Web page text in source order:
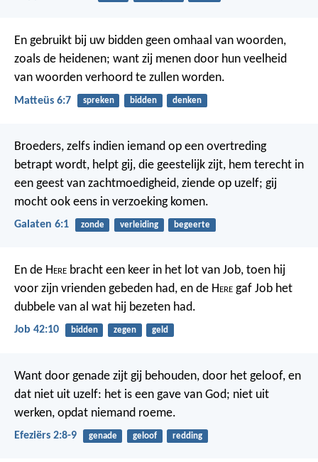
En gebruikt bij uw bidden geen omhaal van woorden,
zoals de heidenen; want zij menen door hun veelheid
van woorden verhoord te zullen worden.
Matteüs 6:7 spreken bidden denken
Broeders, zelfs indien iemand op een overtreding
betrapt wordt, helpt gij, die geestelijk zijt, hem terecht in
een geest van zachtmoedigheid, ziende op uzelf; gij
mocht ook eens in verzoeking komen.
Galaten 6:1 zonde verleiding begeerte
En de Here bracht een keer in het lot van Job, toen hij
voor zijn vrienden gebeden had, en de Here gaf Job het
dubbele van al wat hij bezeten had.
Job 42:10 bidden zegen geld
Want door genade zijt gij behouden, door het geloof, en
dat niet uit uzelf: het is een gave van God; niet uit
werken, opdat niemand roeme.
Efeziërs 2:8-9 genade geloof redding